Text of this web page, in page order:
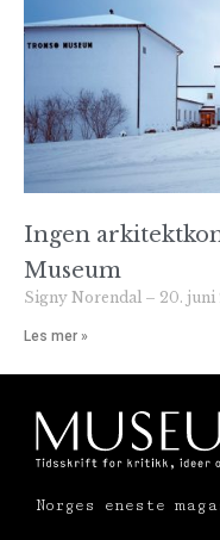
Ingen
Museum
Signy Norendal 20. juni
Les mer »
Norges eneste